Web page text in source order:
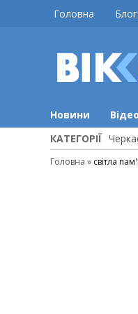
Головна
Новини Відео
КАТЕГОРІЇ
Головна » світла